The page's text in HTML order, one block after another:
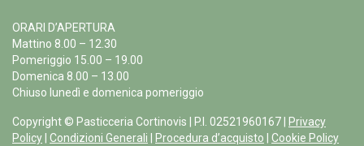
ORARI D’APERTURA
Mattino 8.00 – 12.30
Pomeriggio 15.00 – 19.00
Domenica 8.00 – 13.00
Chiuso lunedì e domenica pomeriggio
Copyright © Pasticceria Cortinovis | P.I. 02521960167 |
Privacy
Policy Condizioni Generali Procedura d’acquisto Cookie Policy